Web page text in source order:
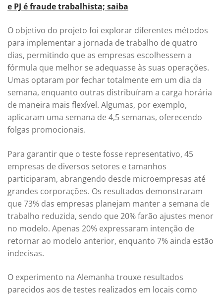
e PJ é fraude trabalhista; saiba
O objetivo do projeto foi explorar diferentes métodos
para implementar a jornada de trabalho de quatro
dias, permitindo que as empresas escolhessem a
fórmula que melhor se adequasse às suas operações.
Umas optaram por fechar totalmente em um dia da
semana, enquanto outras distribuíram a carga horária
de maneira mais flexível. Algumas, por exemplo,
aplicaram uma semana de 4,5 semanas, oferecendo
folgas promocionais.
Para garantir que o teste fosse representativo, 45
empresas de diversos setores e tamanhos
participaram, abrangendo desde microempresas até
grandes corporações. Os resultados demonstraram
que 73% das empresas planejam manter a semana de
trabalho reduzida, sendo que 20% farão ajustes menor
no modelo. Apenas 20% expressaram intenção de
retornar ao modelo anterior, enquanto 7% ainda estão
indecisas.
O experimento na Alemanha trouxe resultados
parecidos aos de testes realizados em locais como